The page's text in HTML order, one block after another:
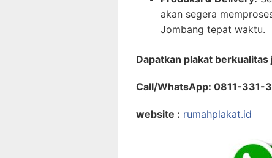
akan segera
Jombang tepat waktu.
Dapatkan plakat
Call/WhatsApp: 0811-331-
website : rumahplakat.id